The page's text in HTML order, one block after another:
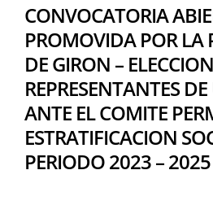
CONVOCATORIA
PROMOVIDA POR LA
DE GIRON – ELECCION
REPRESENTANTES
ANTE EL COMITE
ESTRATIFICACION
PERIODO 2023 – 2025